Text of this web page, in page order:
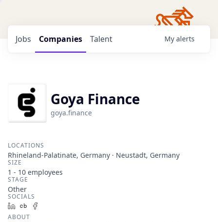
Jobs Companies Talent My alerts
Goya Finance
goya.finance
LOCATIONS
Rhineland-Palatinate, Germany · Neustadt, Germany
SIZE
1 - 10 employees
STAGE
Other
SOCIALS
LinkedInCrunchbase
ABOUT